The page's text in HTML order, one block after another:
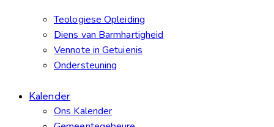
Teologiese Opleiding
Diens van Barmhartigheid
Vennote in Getuienis
Ondersteuning
Kalender
Ons Kalender